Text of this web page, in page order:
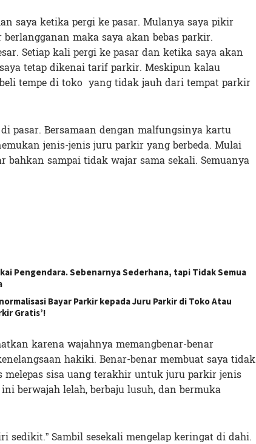
saya ketika pergi ke pasar. Mulanya saya pikir
maka saya akan bebas parkir.
Setiap kali pergi ke pasar dan ketika saya akan
tetap dikenai tarif parkir. Meskipun kalau
tempe di toko yang tidak jauh dari tempat parkir
pasar. Bersamaan dengan malfungsinya kartu
jenis-jenis juru parkir yang berbeda. Mulai
sampai tidak wajar sama sekali. Semuanya
Pengendara. Sebenarnya Sederhana, tapi Tidak Semua
Bayar Parkir kepada Juru Parkir di Toko Atau
Gratis’!
karena wajahnya memangbenar-benar
hakiki. Benar-benar membuat saya tidak
sisa uang terakhir untuk juru parkir jenis
berwajah lelah, berbaju lusuh, dan bermuka
sedikit.” Sambil sesekali mengelap keringat di dahi.